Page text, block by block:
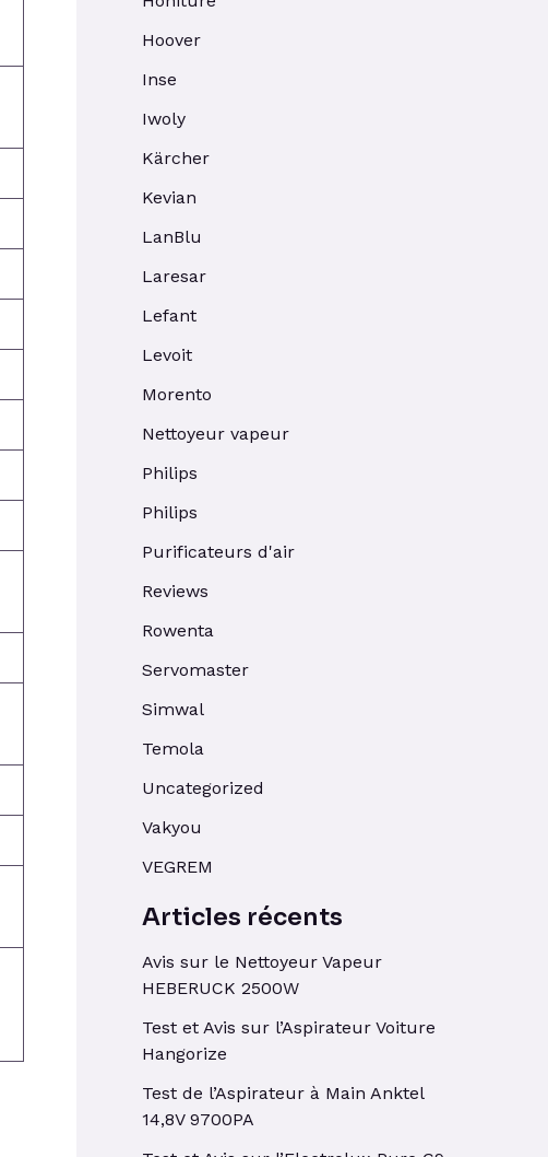
Hoover
Inse
Iwoly
Kärcher
Kevian
LanBlu
Laresar
Lefant
Levoit
Morento
Nettoyeur vapeur
Philips
Philips
Purificateurs d'air
Reviews
Rowenta
Servomaster
Simwal
Temola
Uncategorized
Vakyou
VEGREM
Articles récents
Avis sur le Nettoyeur Vapeur
HEBERUCK 2500W
Test et Avis sur l’Aspirateur Voiture
Hangorize
Test de l’Aspirateur à Main Anktel
14,8V 9700PA